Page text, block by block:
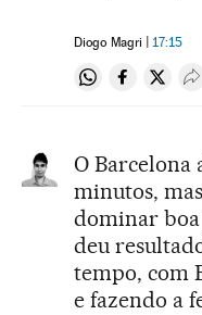
Diogo Magri 17:15
Compartir en
O Barcelona
minutos,
dominar
deu
tempo, com
e fazendo a